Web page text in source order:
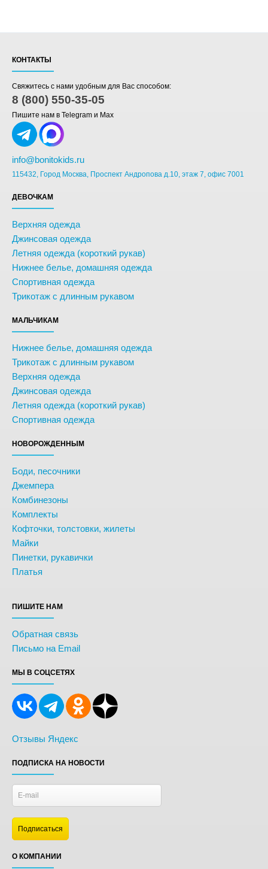
КОНТАКТЫ
Свяжитесь с нами удобным для Вас способом:
8 (800) 550-35-05
Пишите нам в Telegram и Max
info@bonitokids.ru
115432, Город Москва, Проспект Андропова д.10, этаж 7, офис 7001
ДЕВОЧКАМ
Верхняя одежда
Джинсовая одежда
Летняя одежда (короткий рукав)
Нижнее белье, домашняя одежда
Спортивная одежда
Трикотаж с длинным рукавом
МАЛЬЧИКАМ
Нижнее белье, домашняя одежда
Трикотаж с длинным рукавом
Верхняя одежда
Джинсовая одежда
Летняя одежда (короткий рукав)
Спортивная одежда
НОВОРОЖДЕННЫМ
Боди, песочники
Джемпера
Комбинезоны
Комплекты
Кофточки, толстовки, жилеты
Майки
Пинетки, рукавички
Платья
ПИШИТЕ НАМ
Обратная связь
Письмо на Email
МЫ В СОЦСЕТЯХ
Отзывы Яндекс
ПОДПИСКА НА НОВОСТИ
О КОМПАНИИ